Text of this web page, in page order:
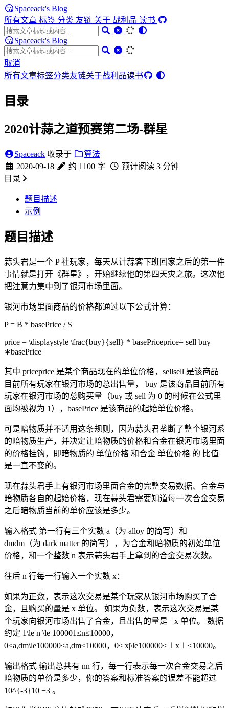
Spaceack's Blog
所有文章 标签 分类 友链 关于 战利品 读书
Spaceack's Blog
取消
所有文章标签分类友链关于战利品读书
目录
2020计蒜之道预赛第二场-群星
Spaceack 收录于
算法
2020-09-18
约 1100 字
预计阅读 3 分钟
目录
题目描述
示例
题目描述
蒜头君是一个 P 社玩家，每天从计蒜客下班回家之后的第一件
事情就是打开《群星》，开始继续他的第四天灾之旅。这次他
把注意力集中到了银河市场里面。
银河市场里面商品的价格都通过以下公式计算：
P = B * basePrice / S
price = \displaystyle \frac{buy}{sell} * basePriceprice= sell buy ​
∗basePrice
其中 priceprice 是某个商品现在的单位价格，sellsell 是该商品
目前所有玩家在银河市场的总出售量， buy 是该商品目前所有
玩家在银河市场的总购买量（buy 或 sell 为 0 的时候在公式里
面均被视为 1），basePrice 是该商品的起始单位价格。
可是暗物质并不适用这条规则，因为蒜头君垄断了整个银河系
的暗物质生产，并决定让暗物质的价格和合金在银河市场里面
的价格挂钩，即暗物质的 单位价格 和合金 单位价格 的 比值
是一直不变的。
现在蒜头君手上有银河市场里面合金的完整交易数据、合金与
暗物质各自的起始价格，现在蒜头君需要知道每一次合金交易
之后暗物质当前的单价应该是多少。
输入格式 第一行有三个实数 a（为 alloy 的简写）和
dmdm（为 dark matter 的简写），为合金和暗物质的初始单位
价格，和一个整数 n 表示蒜头君手上拿到的合金交易次数。
往后 n 行每一行输入一个实数 x：
如果为正数，表示这次交易是某个玩家从银河市场购买了合
金，且购买的量是 x 单位。 如果为负数，表示这次交易是某
个玩家向银河市场出售了合金，且出售的量是 −x 单位。 数据
约定 1\le n \le 100001≤n≤10000，
0<a,dm\le100000<a,dm≤10000，0<|x|\le100000<∣x∣≤10000。
输出格式 输出总共有 nn 行，每一行表示每一次合金交易之后
暗物质的单价是多少，你的答案和标准答案的误差不能超过
10^{-3}10 −3 。